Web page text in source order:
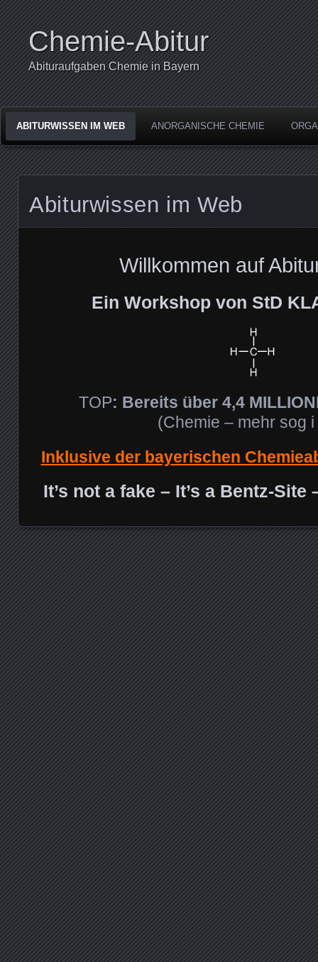
Chemie-Abitur
Abituraufgaben Chemie in Bayern
ABITURWISSEN IM WEB ANORGANISCHE CHEMIE
Abiturwissen im Web
Willkommen auf
Ein Workshop von StD
TOP: Bereits über 4,4
(Chemie – mehr sog i
Inklusive der bayerischen
It’s not a fake – It’s a Bentz-